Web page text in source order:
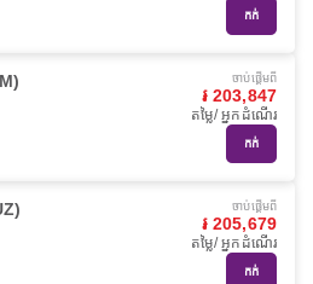
កក់
ចាប់ផ្ដើមពី
៛ 203,847
តម្លៃ/ អ្នកដំណើរ
កក់
ចាប់ផ្ដើមពី
៛ 205,679
តម្លៃ/ អ្នកដំណើរ
កក់